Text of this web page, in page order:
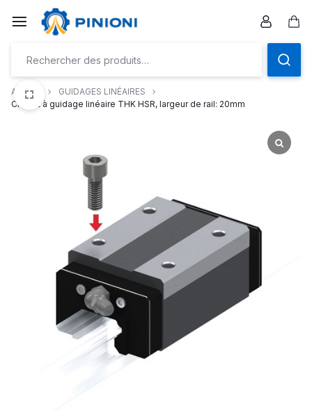
à/au
Accueil
GUIDAGES LINÉAIRES
Chariot à guidage linéaire THK HSR, largeur de rail: 20mm